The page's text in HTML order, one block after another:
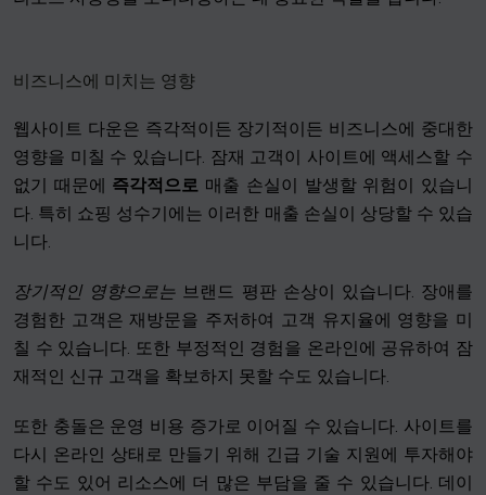
비즈니스에 미치는 영향
웹사이트 다운은 즉각적이든 장기적이든 비즈니스에 중대한
영향을 미칠 수 있습니다. 잠재 고객이 사이트에 액세스할 수
없기 때문에 즉각적으로 매출 손실이 발생할 위험이 있습니
다. 특히 쇼핑 성수기에는 이러한 매출 손실이 상당할 수 있습
니다.
장기적인 영향으로는 브랜드 평판 손상이 있습니다. 장애를
경험한 고객은 재방문을 주저하여 고객 유지율에 영향을 미
칠 수 있습니다. 또한 부정적인 경험을 온라인에 공유하여 잠
재적인 신규 고객을 확보하지 못할 수도 있습니다.
또한 충돌은 운영 비용 증가로 이어질 수 있습니다. 사이트를
다시 온라인 상태로 만들기 위해 긴급 기술 지원에 투자해야
할 수도 있어 리소스에 더 많은 부담을 줄 수 있습니다. 데이